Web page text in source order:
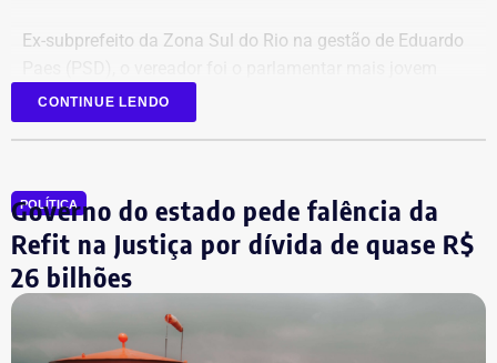
Ex-subprefeito da Zona Sul do Rio na gestão de Eduardo
eleito na última legislatura da Câmara e agora disputa,
pela primeira vez, o cargo de deputado estadual.
CONTINUE LENDO
POLÍTICA
Governo do estado pede falência da
Refit na Justiça por dívida de quase R$
26 bilhões